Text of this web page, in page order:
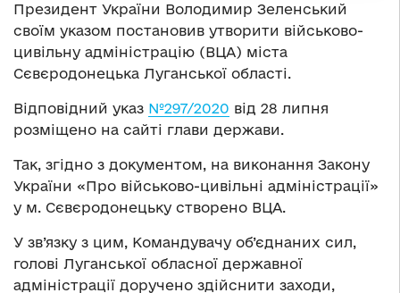
Президент України Володимир Зеленський
своїм указом постановив утворити військово-
цивільну адміністрацію (ВЦА) міста
Сєвєродонецька Луганської області.
Відповідний указ №297/2020 від 28 липня
розміщено на сайті глави держави.
Так, згідно з документом, на виконання Закону
України «Про військово-цивільні адміністрації»
у м. Сєвєродонецьку створено ВЦА.
У зв’язку з цим, Командувачу об’єднаних сил,
голові Луганської обласної державної
адміністрації доручено здійснити заходи,